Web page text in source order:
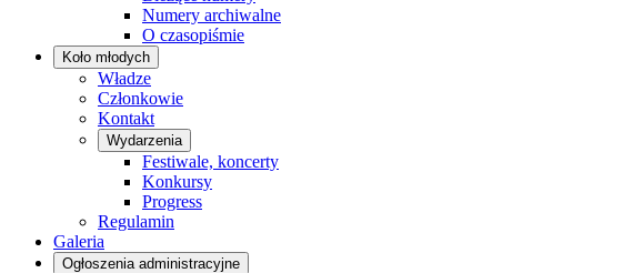
Numery archiwalne
O czasopiśmie
Koło młodych
Władze
Członkowie
Kontakt
Wydarzenia
Festiwale, koncerty
Konkursy
Progress
Regulamin
Galeria
Ogłoszenia administracyjne